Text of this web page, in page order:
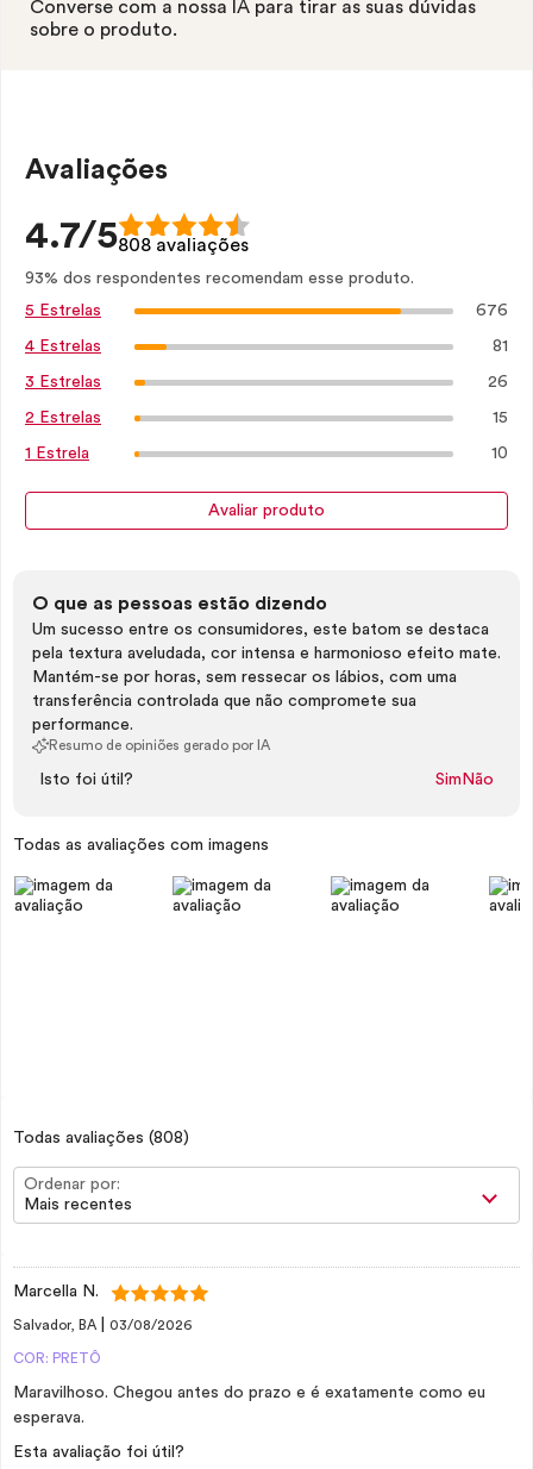
Converse com a nossa IA para tirar as suas dúvidas
sobre o produto.
Avaliações
4.7/5808 avaliações
93% dos respondentes recomendam esse produto.
5 Estrelas
676
4 Estrelas 81
3 Estrelas 26
2 Estrelas 15
1 Estrela 10
Avaliar produto
O que as pessoas estão dizendo
Um sucesso entre os consumidores, este batom se destaca
pela textura aveludada, cor intensa e harmonioso efeito mate.
Mantém-se por horas, sem ressecar os lábios, com uma
transferência controlada que não compromete sua
performance.
Resumo de opiniões gerado por IA
Isto foi útil? Sim Não
Todas as avaliações com imagens
Todas avaliações (808)
Ordenar por:
Mais recentes
Marcella N.
Salvador, BA 03/08/2026
COR: PRETÔ
Maravilhoso. Chegou antes do prazo e é exatamente como eu
esperava.
Esta avaliação foi útil?